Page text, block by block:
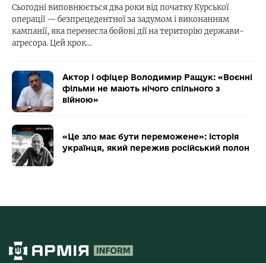
Сьогодні виповнюється два роки від початку Курської
операції — безпрецедентної за задумом і виконанням
кампанії, яка перенесла бойові дії на територію держави-
агресора. Цей крок…
Актор і офіцер Володимир Ращук: «Воєнні
фільми не мають нічого спільного з
війною»
«Це зло має бути переможене»: історія
українця, який пережив російський полон